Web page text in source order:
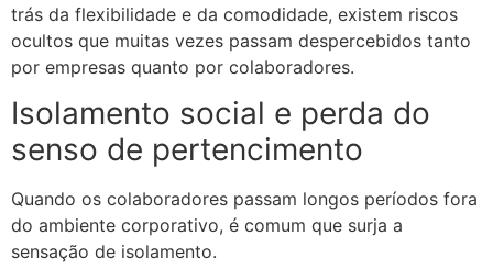
trás da flexibilidade e da comodidade, existem riscos
ocultos que muitas vezes passam despercebidos tanto
por empresas quanto por colaboradores.
Isolamento social e perda do
senso de pertencimento
Quando os colaboradores passam longos períodos fora
do ambiente corporativo, é comum que surja a
sensação de isolamento.